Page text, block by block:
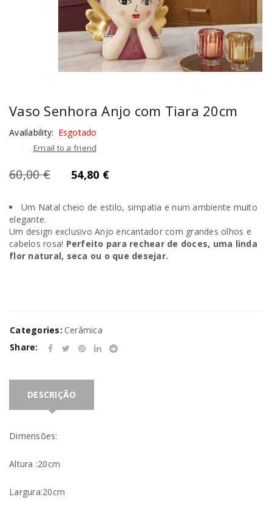
Vaso Senhora Anjo com Tiara 20cm
Availability: Esgotado
Email to a friend
60,00€ 54,80 €
Um Natal cheio de estilo, simpatia e num ambiente muito
elegante.
Um design exclusivo Anjo encantador com grandes olhos e
cabelos rosa! Perfeito para rechear de doces, uma linda
flor natural, seca ou o que desejar.
Categories: Cerâmica
Share:
DESCRIÇÃO
Dimensões:
Altura :20cm
Largura:20cm